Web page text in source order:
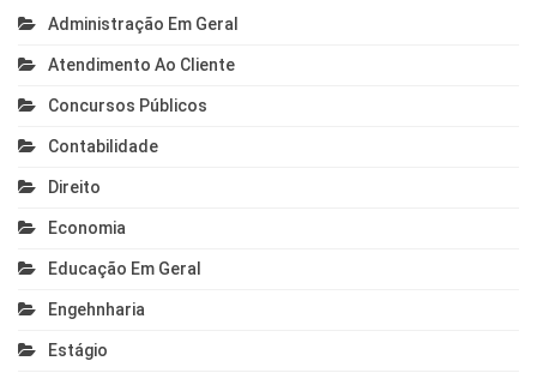
Administração Em Geral
Atendimento Ao Cliente
Concursos Públicos
Contabilidade
Direito
Economia
Educação Em Geral
Engehnharia
Estágio